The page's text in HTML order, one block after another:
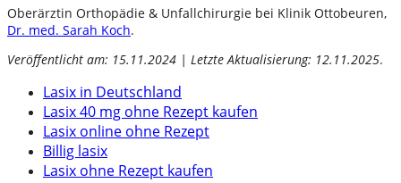
Oberärztin Orthopädie & Unfallchirurgie bei Klinik Ottobeuren,
Dr. med. Sarah Koch.
Veröffentlicht am: 15.11.2024 | Letzte Aktualisierung: 12.11.2025.
Lasix in Deutschland
Lasix 40 mg ohne Rezept kaufen
Lasix online ohne Rezept
Billig lasix
Lasix ohne Rezept kaufen